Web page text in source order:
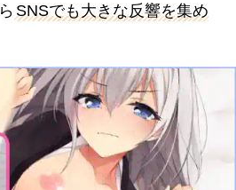
SNSでも大きな反響を集め